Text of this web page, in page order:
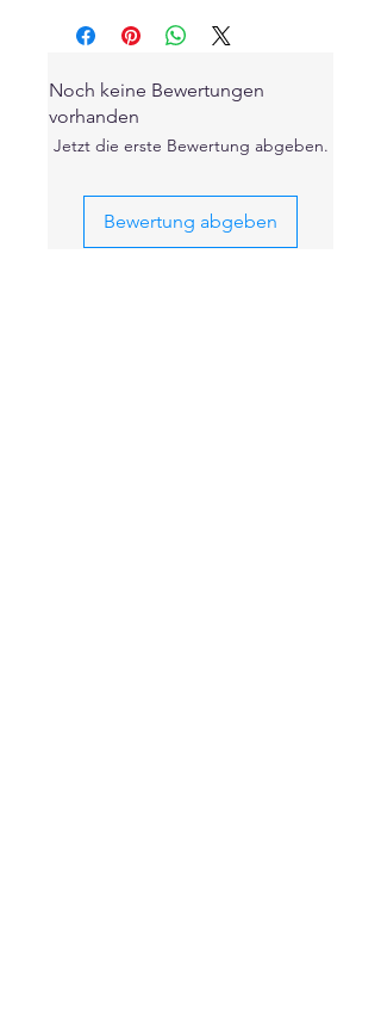
Noch keine Bewertungen
vorhanden
Jetzt die erste Bewertung abgeben.
Bewertung abgeben